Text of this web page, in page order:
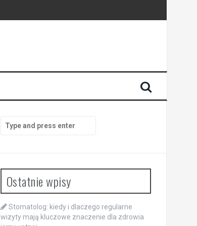
for:
Ostatnie wpisy
Stomatolog: kiedy i dlaczego regularne
wizyty mają kluczowe znaczenie dla zdrowia